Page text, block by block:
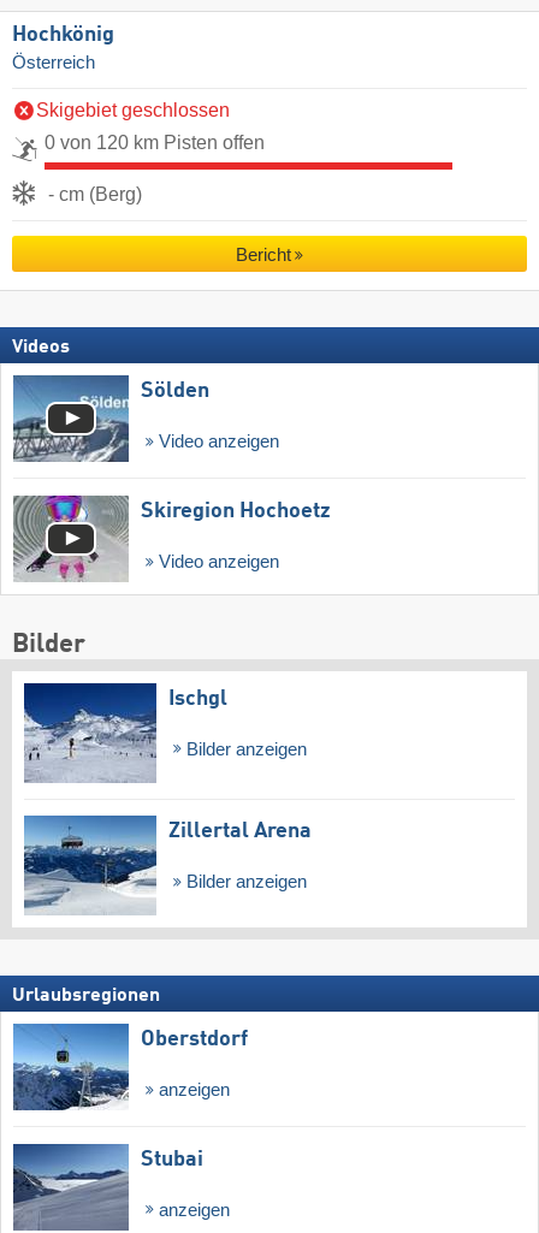
Hochkönig
Österreich
Skigebiet geschlossen
0 von 120 km Pisten offen
- cm (Berg)
Bericht
Videos
Sölden
Video anzeigen
Skiregion Hochoetz
Video anzeigen
Bilder
Ischgl
Bilder anzeigen
Zillertal Arena
Bilder anzeigen
Urlaubsregionen
Oberstdorf
anzeigen
Stubai
anzeigen